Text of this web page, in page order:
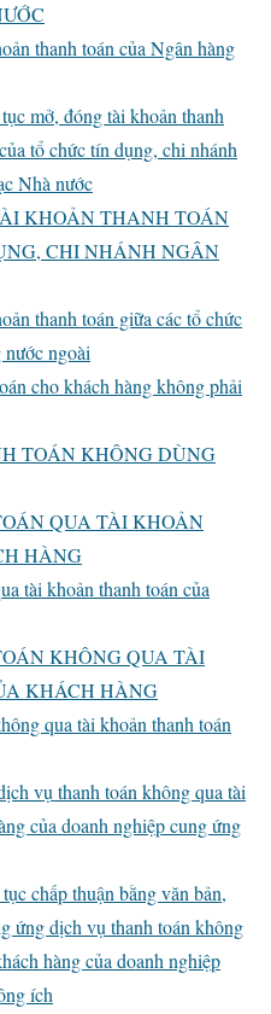
thanh toán của Ngân hàng
mở, đóng tài khoản thanh
tổ chức tín dụng, chi nhánh
Nhà nước
KHOẢN THANH TOÁN
CHI NHÁNH NGÂN
thanh toán giữa các tổ chức
ngoài
cho khách hàng không phải
TOÁN KHÔNG DÙNG
QUA TÀI KHOẢN
HÀNG
tài khoản thanh toán của
KHÔNG QUA TÀI
KHÁCH HÀNG
qua tài khoản thanh toán
vụ thanh toán không qua tài
của doanh nghiệp cung ứng
chấp thuận bằng văn bản,
ứng dịch vụ thanh toán không
hàng của doanh nghiệp
ích